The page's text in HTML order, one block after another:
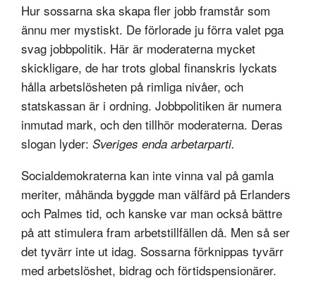
Hur sossarna ska skapa fler jobb framstår som
ännu mer mystiskt. De förlorade ju förra valet pga
svag jobbpolitik. Här är moderaterna mycket
skickligare, de har trots global finanskris lyckats
hålla arbetslösheten på rimliga nivåer, och
statskassan är i ordning. Jobbpolitiken är numera
inmutad mark, och den tillhör moderaterna. Deras
slogan lyder: Sveriges enda arbetarparti.
Socialdemokraterna kan inte vinna val på gamla
meriter, måhända byggde man välfärd på Erlanders
och Palmes tid, och kanske var man också bättre
på att stimulera fram arbetstillfällen då. Men så ser
det tyvärr inte ut idag. Sossarna förknippas tyvärr
med arbetslöshet, bidrag och förtidspensionärer.